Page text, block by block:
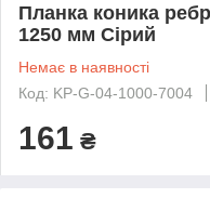
Планка коника
1250 мм Сірий
Немає в наявності
Код: KP-G-04-1000-7004
161 ₴